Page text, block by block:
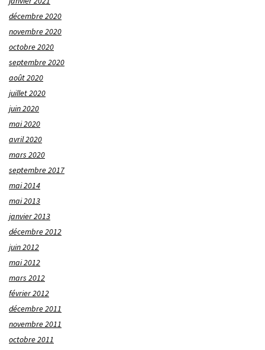
décembre 2020
novembre 2020
octobre 2020
septembre 2020
août 2020
juillet 2020
juin 2020
mai 2020
avril 2020
mars 2020
septembre 2017
mai 2014
mai 2013
janvier 2013
décembre 2012
juin 2012
mai 2012
mars 2012
février 2012
décembre 2011
novembre 2011
octobre 2011